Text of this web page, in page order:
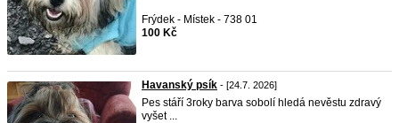
Frýdek - Místek - 738 01
100 Kč
Havanský psík - [24.7. 2026]
Pes stáří 3roky barva sobolí hledá nevěstu zdravý
vyšet ...